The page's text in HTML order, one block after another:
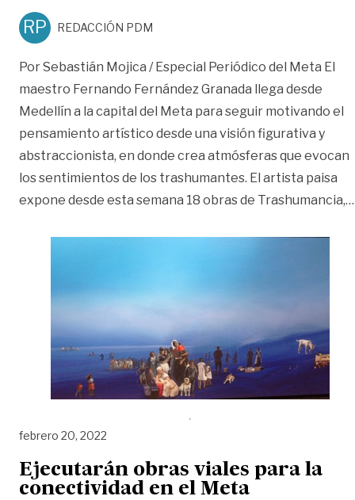
RP REDACCIÓN PDM
Por Sebastián Mojica / Especial Periódico del Meta El
maestro Fernando Fernández Granada llega desde
Medellín a la capital del Meta para seguir motivando el
pensamiento artístico desde una visión figurativa y
abstraccionista, en donde crea atmósferas que evocan
los sentimientos de los trashumantes. El artista paisa
expone desde esta semana 18 obras de Trashumancia,…
febrero 20, 2022
Ejecutarán obras viales para la
conectividad en el Meta